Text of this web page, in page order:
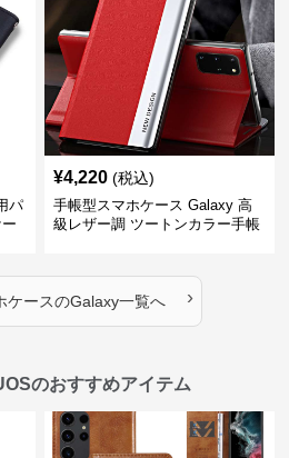
パ
¥4,220 (税込)
手帳型スマホケース Galaxy 高
級レザー調 ツートンカラー手帳
ケースのGalaxy一覧へ ›
のおすすめアイテム